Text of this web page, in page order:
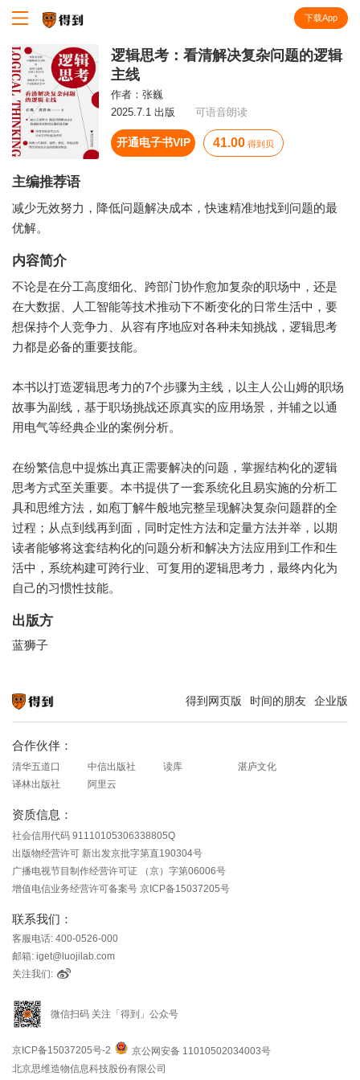
下载App
逻辑思考：看清解决复杂问题的逻辑
主线
作者： 张巍
2025.7.1 出版
可语音朗读
开通电子书VIP 41.00 得到贝
主编推荐语
减少无效努力，降低问题解决成本，快速精准地找到问题的最
优解。
内容简介
不论是在分工高度细化、跨部门协作愈加复杂的职场中，还是
在大数据、人工智能等技术推动下不断变化的日常生活中，要
想保持个人竞争力、从容有序地应对各种未知挑战，逻辑思考
力都是必备的重要技能。
本书以打造逻辑思考力的7个步骤为主线，以主人公山姆的职场
故事为副线，基于职场挑战还原真实的应用场景，并辅之以通
用电气等经典企业的案例分析。
在纷繁信息中提炼出真正需要解决的问题，掌握结构化的逻辑
思考方式至关重要。本书提供了一套系统化且易实施的分析工
具和思维方法，如庖丁解牛般地完整呈现解决复杂问题群的全
过程；从点到线再到面，同时定性方法和定量方法并举，以期
读者能够将这套结构化的问题分析和解决方法应用到工作和生
活中，系统构建可跨行业、可复用的逻辑思考力，最终内化为
自己的习惯性技能。
出版方
蓝狮子
得到网页版 时间的朋友 企业版
合作伙伴：
清华五道口 中信出版社 读库
湛庐文化
译林出版社
阿里云
资质信息：
社会信用代码 91110105306338805Q
出版物经营许可 新出发京批字第直190304号
广播电视节目制作经营许可证 （京）字第06006号
增值电信业务经营许可备案号 京ICP备15037205号
联系我们：
客服电话: 400-0526-000
邮箱: iget@luojilab.com
关注我们:
微信扫码 关注「得到」公众号
京ICP备15037205号-2
京公网安备 11010502034003号
北京思维造物信息科技股份有限公司